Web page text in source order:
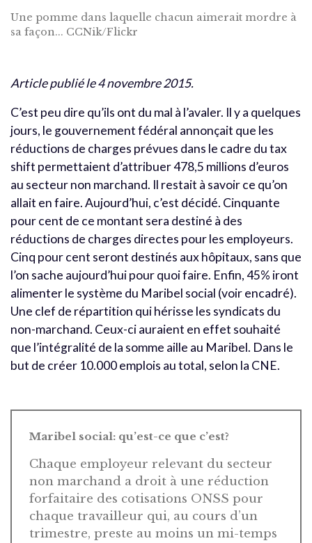
Une pomme dans laquelle chacun aimerait mordre à
sa façon... CCNik/Flickr
Article publié le 4 novembre 2015.
C’est peu dire qu’ils ont du mal à l’avaler. Il y a quelques
jours, le gouvernement fédéral annonçait que les
réductions de charges prévues dans le cadre du tax
shift permettaient d’attribuer 478,5 millions d’euros
au secteur non marchand. Il restait à savoir ce qu’on
allait en faire. Aujourd’hui, c’est décidé. Cinquante
pour cent de ce montant sera destiné à des
réductions de charges directes pour les employeurs.
Cinq pour cent seront destinés aux hôpitaux, sans que
l’on sache aujourd’hui pour quoi faire. Enfin, 45% iront
alimenter le système du Maribel social (voir encadré).
Une clef de répartition qui hérisse les syndicats du
non-marchand. Ceux-ci auraient en effet souhaité
que l’intégralité de la somme aille au Maribel. Dans le
but de créer 10.000 emplois au total, selon la CNE.
Maribel social: qu’est-ce que c’est?
Chaque employeur relevant du secteur
non marchand a droit à une réduction
forfaitaire des cotisations ONSS pour
chaque travailleur qui, au cours d’un
trimestre, preste au moins un mi-temps